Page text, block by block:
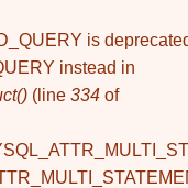
is
instead in
(line 334 of